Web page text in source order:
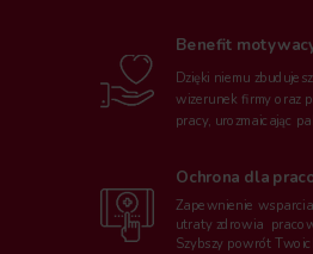
Benefit
Dzięki niemu
wizerunek firmy oraz
pracy, urozmaicając
Ochrona dla
Zapewnienie
utraty zdrowia
Szybszy powrót